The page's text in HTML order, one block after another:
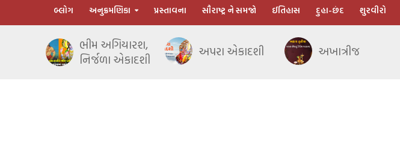
બ્લોગ અનુક્રમણિકા પ્રસ્તાવના સૌરાષ્ટ્ર ને સમજો ઈતિહાસ દુહા-છંદ શુરવીરો
ભીમ અગિયારશ,
નિર્જળા એકાદશી
અપરા એકાદશી અખાત્રીજ